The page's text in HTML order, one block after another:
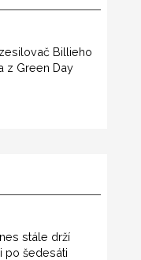
Billieho
z Green Day
stále drží
po šedesáti